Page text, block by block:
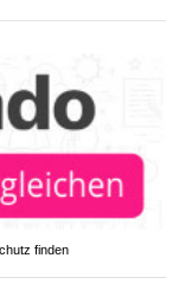
finden